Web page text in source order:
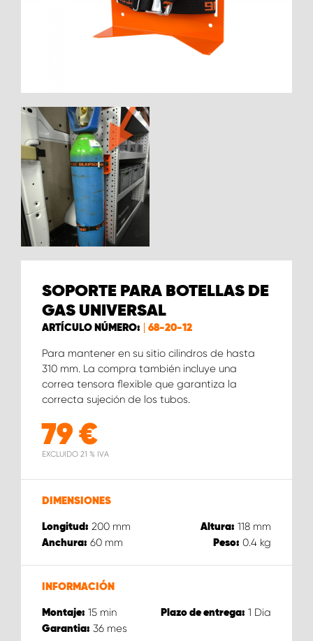
SOPORTE PARA BOTELLAS DE
GAS UNIVERSAL
ARTÍCULO NÚMERO: 68-20-12
Para mantener en su sitio cilindros de hasta
310 mm. La compra también incluye una
correa tensora flexible que garantiza la
correcta sujeción de los tubos.
79 €
EXCLUIDO 21 % IVA
DIMENSIONES
Longitud: 200 mm Altura: 118 mm
Anchura: 60 mm Peso: 0.4 kg
INFORMACIÓN
Montaje: 15 min Plazo de entrega: 1 Dia
Garantia: 36 mes